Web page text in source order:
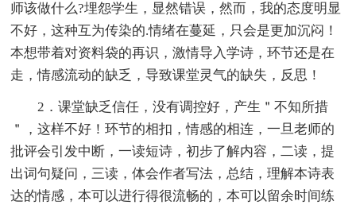
师该做什么?埋怨学生，显然错误，然而，我的态度明显
不好，这种互为传染的.情绪在蔓延，只会是更加沉闷！
本想带着对资料袋的再识，激情导入学诗，环节还是在
走，情感流动的缺乏，导致课堂灵气的缺失，反思！
2．课堂缺乏信任，没有调控好，产生＂不知所措
＂，这样不好！环节的相扣，情感的相连，一旦老师的
批评会引发中断，一读短诗，初步了解内容，二读，提
出词句疑问，三读，体会作者写法，总结，理解本诗表
达的情感，本可以进行得很流畅的，本可以留余时间练